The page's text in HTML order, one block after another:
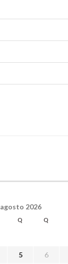
agosto 2026
Q Q
5 6